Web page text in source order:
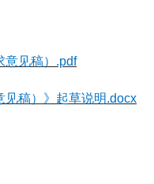
意见稿）.pdf
见稿）》起草说明.docx